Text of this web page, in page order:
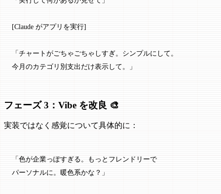
[Claude がアプリを実行]
「チャートがごちゃごちゃしすぎ。シンプルにして。
今月のカテゴリ別支出だけ表示して。」
フェーズ 3：Vibe を改良 🎨
実装ではなく感覚について具体的に：
「色が企業っぽすぎる。もっとフレンドリーで
パーソナルに。暖色系かな？」